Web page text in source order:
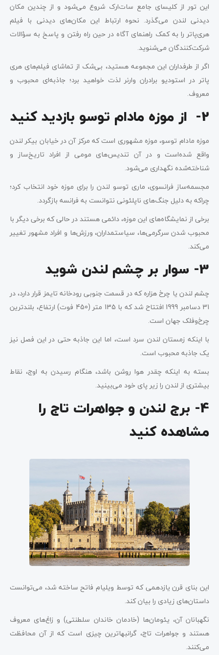
این تور از کلیسای جامع سات‌ارک شروع می‌شود و از چندین مکان
دیدنی لندن می‌گذرد. نحوه ارتباط این مکان‌های دیدنی با فیلم
هری‌پاتر را به کمک راهنمای آگاه در حین راه رفتن و پاسخ به سؤالات
شرکت‌کنندگان می‌شنوید.
اگر از طرفداران این مجموعه هستید، بی‌شک از تماشای فیلم‌های هری
پاتر در استودیو برادران وارنر لذت خواهید برد؛ جاذبه‌ای محبوب و
معروف.
2- از موزه مادام توسو بازدید کنید
موزه مادام توسو، موزه مشهوری است که مرکز آن در خیابان بیکر لندن
واقع شده‌است و در آن تندیس‌های مومی از افراد تاریخ‌ساز و
شناخته‌شده نگهداری می‌شود.
مجسمه‌ساز فرانسوی، ماری توسو لندن را برای موزه خود انتخاب کرد؛
چراکه به دلیل جنگ‌های ناپلئونی نتوانست به فرانسه بازگردد.
برخی از نمایشگاه‌های این موزه، دائمی هستند در حالی که برخی دیگر با
محبوب شدن سرگرمی‌ها، سیاستمداران، ورزش‌ها و افراد مشهور تغییر
می‌کند.
3- سوار بر چشم لندن شوید
چشم لندن یا چرخ هزاره که در قسمت جنوبی رودخانه تایمز قرار دارد، در
31 دسامبر 1999 افتتاح شد که با 135 متر (450 فوت) ارتفاع، بلندترین
چرخ‌وفلک جهان است.
با اینکه زمستان لندن سرد است، اما این جاذبه حتی در این فصل نیز
یک جاذبه محبوب است.
بسته به اینکه چقدر هوا روشن باشد، هنگام رسیدن به اوج، نقاط
بیشتری از لندن را زیر پای خود می‌بینید.
4- برج لندن و جواهرات تاج را
مشاهده کنید
این بنای قرن یازدهمی که توسط ویلیام فاتح ساخته شد، می‌توانست
داستان‌های زیادی را بیان کند.
نگهبانان آن، یئومان‌ها (خادمان خاندان سلطنتی) و زاغ‌های معروف
هستند و جواهرات تاج، گرانبهاترین چیزی است که از آن محافظت
می‌کنند.